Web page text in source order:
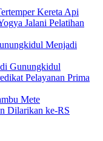
Kereta Api
Jalani Pelatihan
Menjadi
Gunungkidul
Pelayanan Prima
Mete
Dilarikan ke-RS